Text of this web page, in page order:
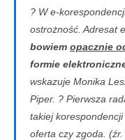
? W e-
ostrożność. Adresat
bowiem opacznie
formie
wskazuje Monika
Piper. ? Pierwsza
takiej
oferta czy zgoda. (źr.